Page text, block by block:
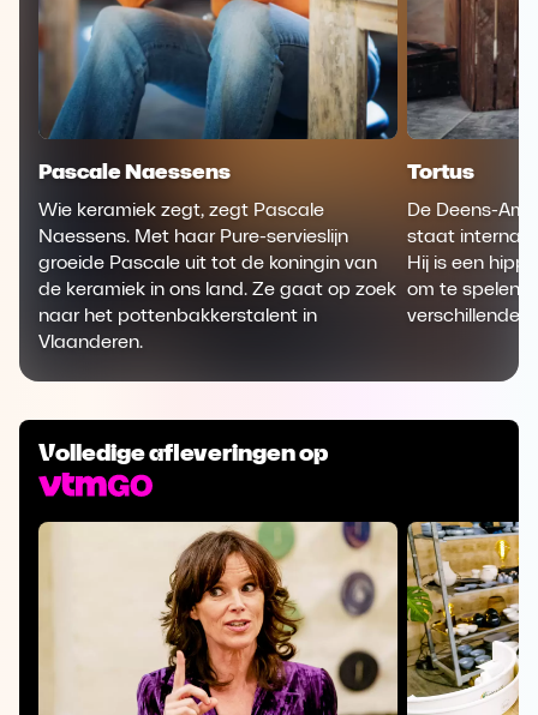
Pascale Naessens
Wie keramiek zegt, zegt Pascale
Naessens. Met haar Pure-servieslijn
groeide Pascale uit tot de koningin van
de keramiek in ons land. Ze gaat op zoek
naar het pottenbakkerstalent in
Vlaanderen.
Tortus
De Deens-
staat
Hij is een
om te spelen
verschillende
Volledige afleveringen op